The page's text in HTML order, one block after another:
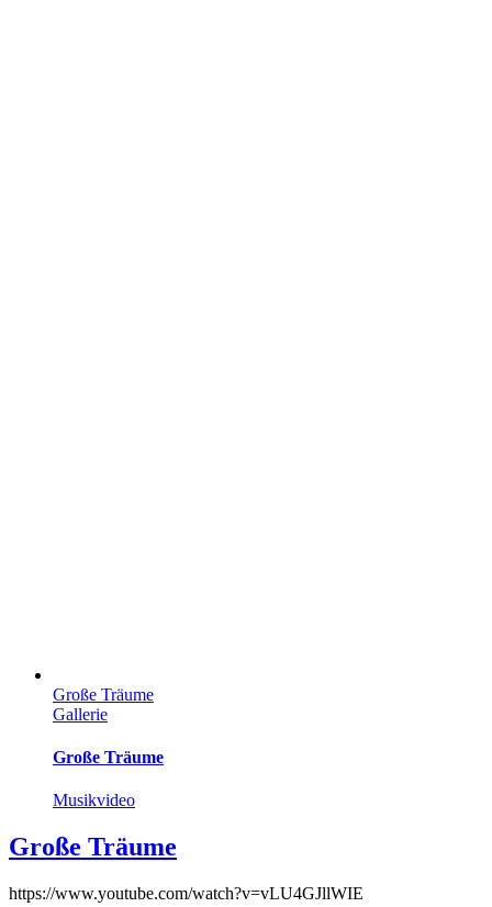
Große Träume
Gallerie
Große Träume
Musikvideo
Große Träume
https://www.youtube.com/watch?v=vLU4GJllWIE